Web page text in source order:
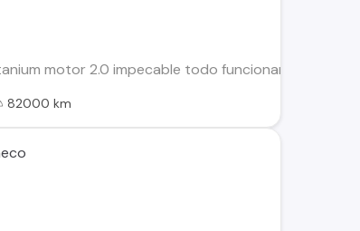
motor 2.0 impecable todo funcionando en
82000 km